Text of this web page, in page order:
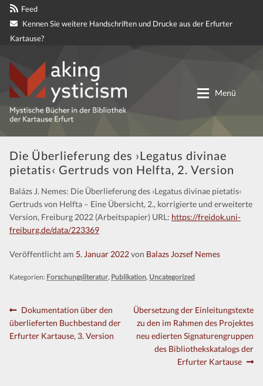
Feed
Kennen Sie weitere Handschriften und Drucke aus der Erfurter
Kartause?
Zur
Navigation
springen
Zum
Inhalt
springen
Menü
Partnerprojekte
Die Überlieferung des ›Legatus divinae
pietatis‹ Gertruds von Helfta, 2. Version
Balázs J. Nemes: Die Überlieferung des ›Legatus divinae pietatis‹
Gertruds von Helfta – Eine Übersicht, 2., korrigierte und erweiterte
Version, Freiburg 2022 (Arbeitspapier) URL: https://freidok.uni-
freiburg.de/data/223369
Veröffentlicht am 5. Januar 2022von Balazs Jozsef Nemes
Kategorien: Forschungsliteratur, Publikation, Uncategorized
Beitragsnavigation
Vorheriger
Beitrag:
Dokumentation über den
überlieferten Buchbestand der
Erfurter Kartause, 3. Version
Nächster
Beitrag:
Übersetzung der Einleitungstexte
zu den im Rahmen des Projektes
neu edierten Signaturengruppen
des Bibliothekskatalogs der
Erfurter Kartause